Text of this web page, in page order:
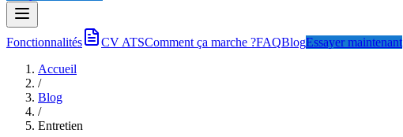
Fonctionnalités CV ATSComment ça marche ?FAQBlogEssayer maintenant
Accueil
/
Blog
/
Entretien